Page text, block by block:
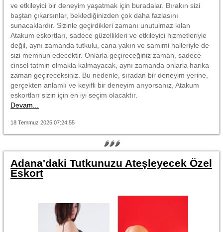
ve etkileyici bir deneyim yaşatmak için buradalar. Bırakın sizi
baştan çıkarsınlar, beklediğinizden çok daha fazlasını
sunacaklardır. Sizinle geçirdikleri zamanı unutulmaz kılan
Atakum eskortları, sadece güzellikleri ve etkileyici hizmetleriyle
değil, aynı zamanda tutkulu, cana yakın ve samimi halleriyle de
sizi memnun edecektir. Onlarla geçireceğiniz zaman, sadece
cinsel tatmin olmakla kalmayacak, aynı zamanda onlarla harika
zaman geçireceksiniz. Bu nedenle, sıradan bir deneyim yerine,
gerçekten anlamlı ve keyifli bir deneyim arıyorsanız, Atakum
eskortları sizin için en iyi seçim olacaktır.
Devam...
18 Temmuz 2025 07:24:55
🌶🌶🌶
Adana'daki Tutkunuzu Ateşleyecek Özel
Eskort